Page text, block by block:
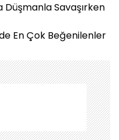
Savaşırken
En Çok Beğenilenler